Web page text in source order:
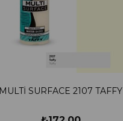
MULTİ SURFACE 2107 TAFFY